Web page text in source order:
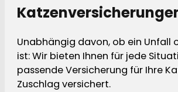
Unabhängig davon, ob ein Unfall
ist: Wir bieten Ihnen für jede
passende Versicherung für Ihre
Zuschlag versichert.